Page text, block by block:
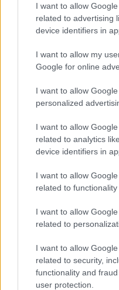
I want to allow
related to advertising
device identifiers in
I want to allow my
Google for online
I want to allow
personalized
I want to allow
related to analytics
device identifiers in
I want to allow
related to
I want to allow
related to
I want to allow
related to security,
functionality and
user protection.